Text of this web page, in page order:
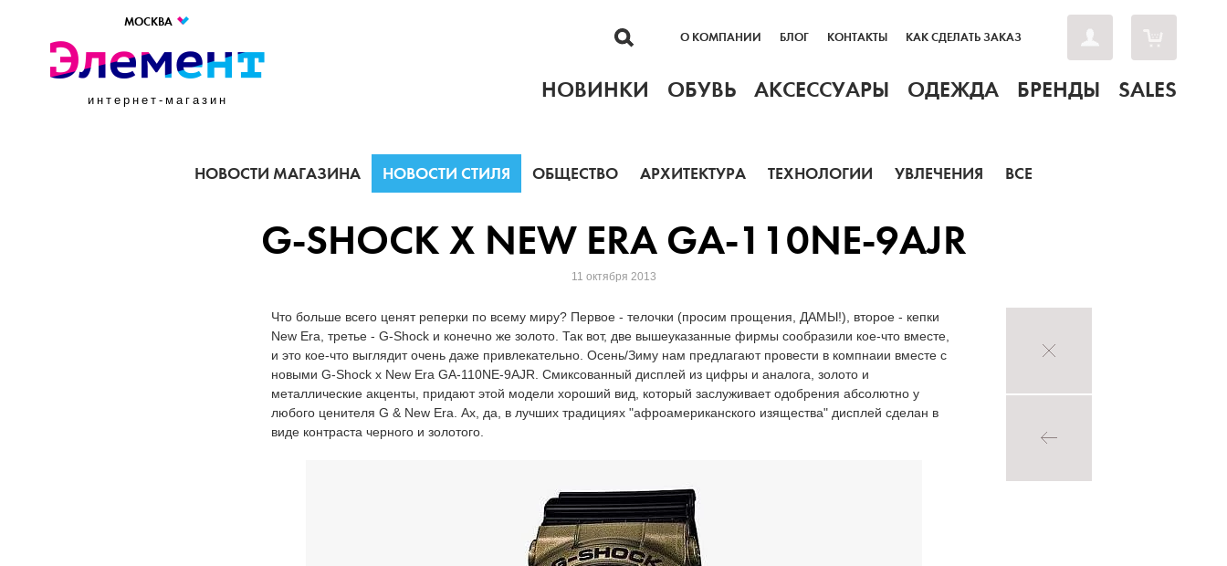
МОСКВА
интернет-магазин
О КОМПАНИИ БЛОГ КОНТАКТЫ КАК СДЕЛАТЬ ЗАКАЗ
НОВИНКИ ОБУВЬ АКСЕССУАРЫ ОДЕЖДА БРЕНДЫ SALES
НОВОСТИ МАГАЗИНА НОВОСТИ СТИЛЯ ОБЩЕСТВО АРХИТЕКТУРА ТЕХНОЛОГИИ УВЛЕЧЕНИЯ ВСЕ
G-SHOCK X NEW ERA GA-110NE-9AJR
11 октября 2013
Что больше всего ценят реперки по всему миру? Первое - телочки (просим прощения, ДАМЫ!), второе - кепки
New Era, третье - G-Shock и конечно же золото. Так вот, две вышеуказанные фирмы сообразили кое-что вместе,
и это кое-что выглядит очень даже привлекательно. Осень/Зиму нам предлагают провести в компнаии вместе с
новыми G-Shock x New Era GA-110NE-9AJR. Смиксованный дисплей из цифры и аналога, золото и
металлические акценты, придают этой модели хороший вид, который заслуживает одобрения абсолютно у
любого ценителя G & New Era. Ах, да, в лучших традициях "афроамериканского изящества" дисплей сделан в
виде контраста черного и золотого.